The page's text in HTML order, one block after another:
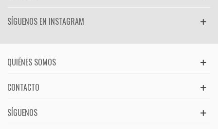
SÍGUENOS EN INSTAGRAM
QUIÉNES SOMOS
CONTACTO
SÍGUENOS